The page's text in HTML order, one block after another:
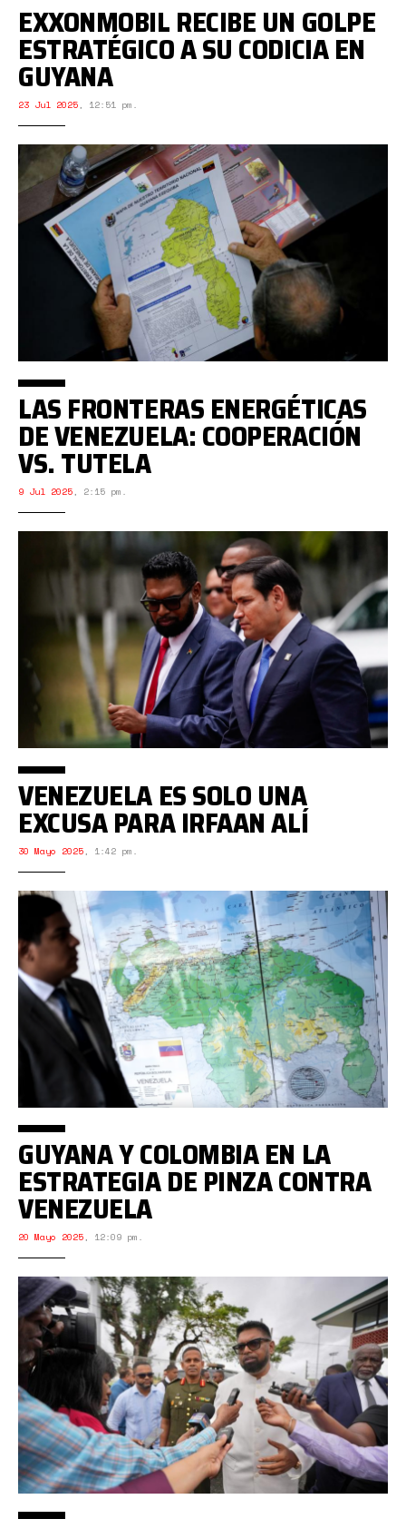
EXXONMOBIL RECIBE UN GOLPE
ESTRATÉGICO A SU CODICIA EN
GUYANA
23 Jul 2025, 12:51 pm.
LAS FRONTERAS ENERGÉTICAS
DE VENEZUELA: COOPERACIÓN
VS. TUTELA
9 Jul 2025, 2:15 pm.
VENEZUELA ES SOLO UNA
EXCUSA PARA IRFAAN ALÍ
30 Mayo 2025, 1:42 pm.
GUYANA Y COLOMBIA EN LA
ESTRATEGIA DE PINZA CONTRA
VENEZUELA
20 Mayo 2025, 12:09 pm.